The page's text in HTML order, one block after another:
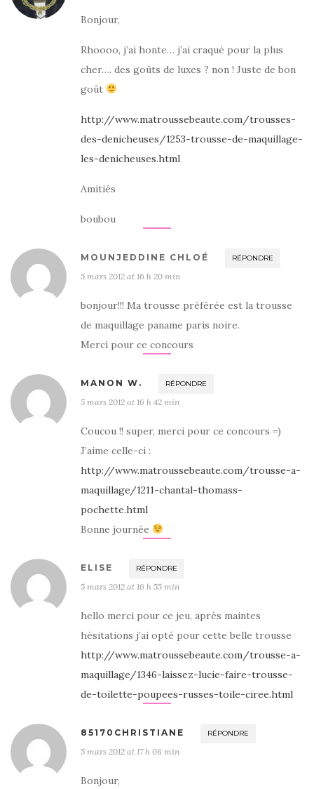
Bonjour,
Rhoooo, j’ai honte… j’ai craqué pour la plus
cher…. des goûts de luxes ? non ! Juste de bon
goût
http://www.matroussebeaute.com/trousses-
des-denicheuses/1253-trousse-de-maquillage-
les-denicheuses.html
Amitiés
boubou
MOUNJEDDINE CHLOÉ RÉPONDRE
5 mars 2012 at 16 h 20 min
bonjour!!! Ma trousse préférée est la trousse
de maquillage paname paris noire.
Merci pour ce concours
MANON W. RÉPONDRE
5 mars 2012 at 16 h 42 min
Coucou !! super, merci pour ce concours =)
J’aime celle-ci :
http://www.matroussebeaute.com/trousse-a-
maquillage/1211-chantal-thomass-
pochette.html
Bonne journée
ELISE RÉPONDRE
5 mars 2012 at 16 h 55 min
hello merci pour ce jeu, après maintes
hésitations j’ai opté pour cette belle trousse
http://www.matroussebeaute.com/trousse-a-
maquillage/1346-laissez-lucie-faire-trousse-
de-toilette-poupees-russes-toile-ciree.html
85170CHRISTIANE RÉPONDRE
5 mars 2012 at 17 h 08 min
Bonjour,